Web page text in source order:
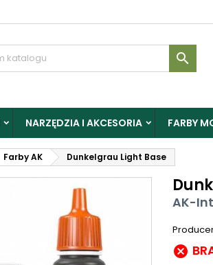

NARZĘDZIA I AKCESORIA FARBY
Farby AK Dunkelgrau Light Base
AK-
